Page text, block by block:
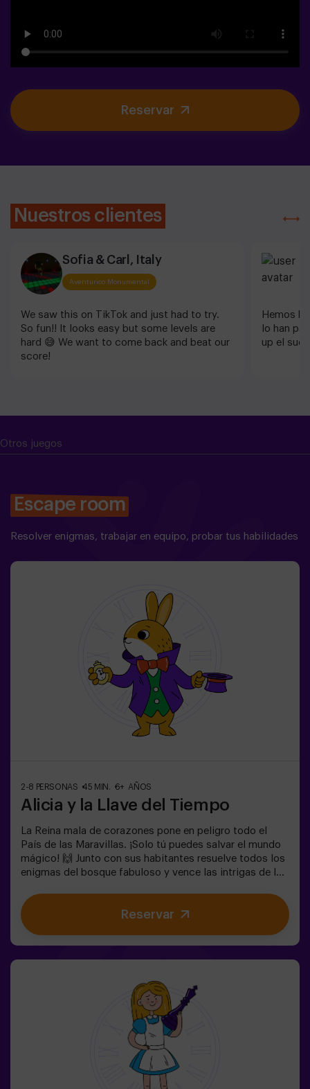
Reservar
Nuestros clientes
Sofia & Carl, Italy
Aventurico Monumental
We saw this on TikTok and just had to try.
So fun!! It looks easy but some levels are
hard 😅 We want to come back and beat our
score!
Hemos
lo han
up el
Otros juegos
Escape room
Resolver enigmas, trabajar en equipo, probar tus habilidades
2-8 PERSONAS 45 MIN. 6+ AÑOS
Alicia y la Llave del Tiempo
La Reina mala de corazones pone en peligro todo el
País de las Maravillas. ¡Solo tú puedes salvar el mundo
mágico! 🙌 Junto con sus habitantes resuelve todos los
enigmas del bosque fabuloso y vence las intrigas de la
cautivante de tu vida con Alicia y el conejo? 🐇Es un
juego de escape destinado para niños a partir de 6 años
también! Tenemos posibilidad de reservar un espacio
tendrán que entrar acompañados por al menos de un
adulto.⚠️ Existen pasos estrechos ⚠️🧩 Nivel de
Reservar